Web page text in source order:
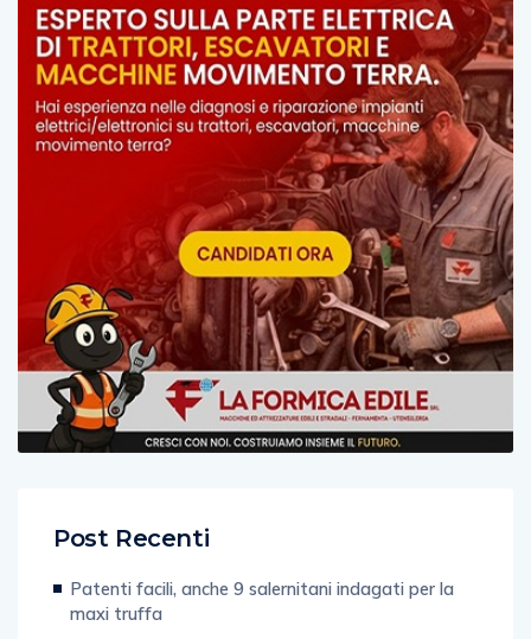
Post Recenti
Patenti facili, anche 9 salernitani indagati per la
maxi truffa